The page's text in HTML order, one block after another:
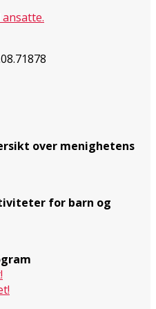
over menighetens
for barn og